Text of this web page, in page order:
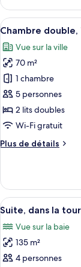
personnes
à
mobilité
réduite
Suite,
accessible
aux
à
mobilité
réduite
Afficher
toutes
les
photos
pour
ce
type
de
chambre :
Chambre
chambre,
vue
sur
la
ville
4
Chambre double,
Vue sur la ville
70 m²
1 chambre
5 personnes
2 lits doubles
Wi-Fi gratuit
Plus de détails
Plus
Chambre
double,
1
vue
sur
la
ville
Afficher
toutes
les
photos
pour
9
Suite, dans la tour
Vue sur la baie
135 m²
4 personnes